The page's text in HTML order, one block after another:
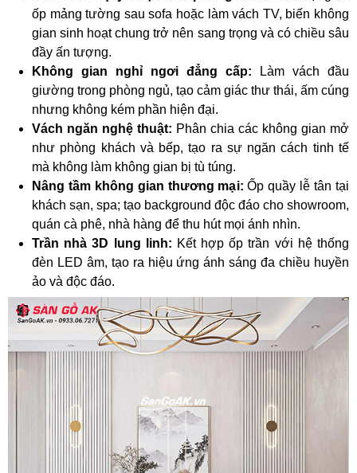
ốp mảng tường sau sofa hoặc làm vách TV, biến không
gian sinh hoạt chung trở nên sang trọng và có chiều sâu
đầy ấn tượng.
Không gian nghỉ ngơi đẳng cấp: Làm vách đầu
giường trong phòng ngủ, tạo cảm giác thư thái, ấm cúng
nhưng không kém phần hiện đại.
Vách ngăn nghệ thuật: Phân chia các không gian mở
như phòng khách và bếp, tạo ra sự ngăn cách tinh tế
mà không làm không gian bị tù túng.
Nâng tầm không gian thương mại: Ốp quầy lễ tân tại
khách sạn, spa; tạo background độc đáo cho showroom,
quán cà phê, nhà hàng để thu hút mọi ánh nhìn.
Trần nhà 3D lung linh: Kết hợp ốp trần với hệ thống
đèn LED âm, tạo ra hiệu ứng ánh sáng đa chiều huyền
ảo và độc đáo.